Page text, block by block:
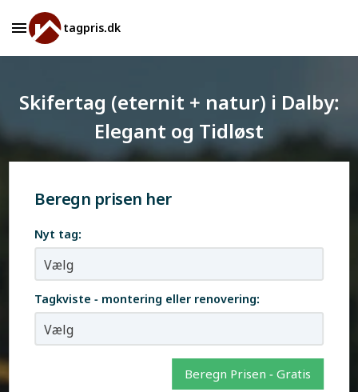
tagpris.dk
Skifertag (eternit + natur) i Dalby:
Elegant og Tidløst
Beregn prisen her
Nyt tag:
Tagkviste - montering eller renovering:
Beregn Prisen - Gratis